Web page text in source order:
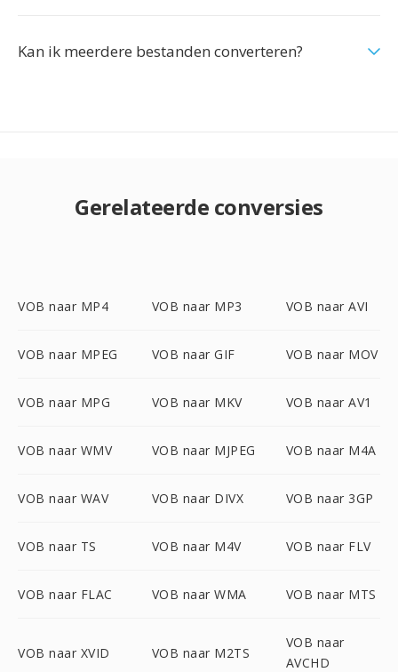
Kan ik meerdere bestanden converteren?
Gerelateerde conversies
VOB naar MP4 VOB naar MP3 VOB naar AVI
VOB naar MPEG VOB naar GIF VOB naar MOV
VOB naar MPG VOB naar MKV VOB naar AV1
VOB naar WMV VOB naar MJPEG VOB naar M4A
VOB naar WAV VOB naar DIVX VOB naar 3GP
VOB naar TS VOB naar M4V VOB naar FLV
VOB naar FLAC VOB naar WMA VOB naar MTS
VOB naar XVID VOB naar M2TS
VOB naar
AVCHD